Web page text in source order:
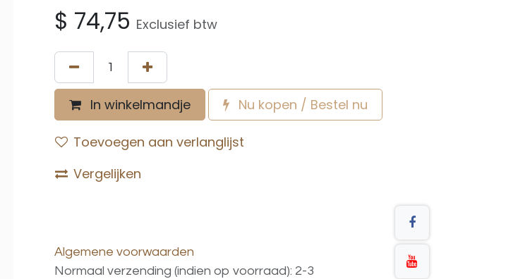
$ 74,75 Exclusief btw
In winkelmandje Nu kopen / Bestel nu
Toevoegen aan verlanglijst
Vergelijken
Algemene voorwaarden
Normaal verzending (indien op voorraad): 2-3